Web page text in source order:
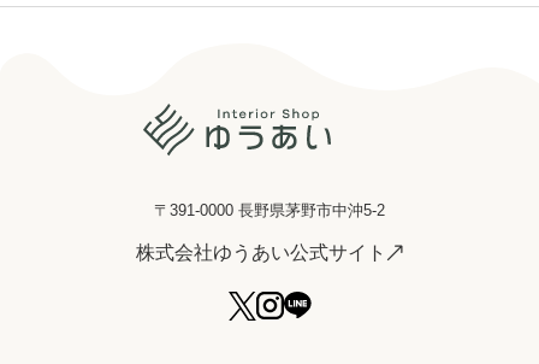
〒391-0000 長野県茅野市中沖5-2
株式会社ゆうあい公式サイト